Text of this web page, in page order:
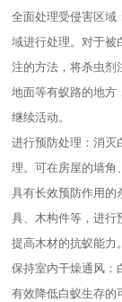
全面处理受侵害区域
域进行处理。对于被
注的方法，将杀虫剂
地面等有蚁路的地方
继续活动。
进行预防处理：消灭
理。可在房屋的墙角
具有长效预防作用的
具、木构件等，进行
提高木材的抗蚁能力。
保持室内干燥通风：
有效降低白蚁生存的